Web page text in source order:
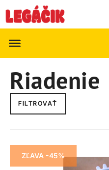
Riadenie
FILTROVAŤ
ZĽAVA -45%